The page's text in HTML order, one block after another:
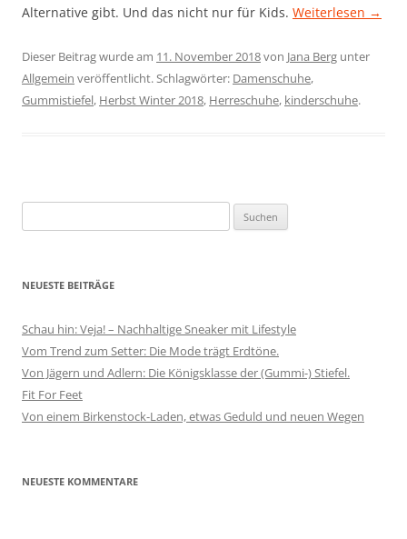
Alternative gibt. Und das nicht nur für Kids. Weiterlesen →
Dieser Beitrag wurde am 11. November 2018von Jana Berg unter
Allgemein veröffentlicht. Schlagwörter: Damenschuhe,
Gummistiefel, Herbst Winter 2018, Herreschuhe, kinderschuhe.
nach:
NEUESTE BEITRÄGE
Schau hin: Veja! – Nachhaltige Sneaker mit Lifestyle
Vom Trend zum Setter: Die Mode trägt Erdtöne.
Von Jägern und Adlern: Die Königsklasse der (Gummi-) Stiefel.
Fit For Feet
Von einem Birkenstock-Laden, etwas Geduld und neuen Wegen
NEUESTE KOMMENTARE